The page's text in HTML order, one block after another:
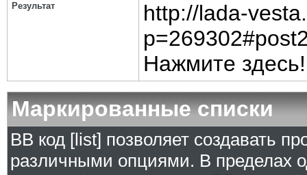
Результат
http://lada-
Нажмите здесь!
Маркированные списки
BB код [list] позволяет создавать
различными опциями. В пределах